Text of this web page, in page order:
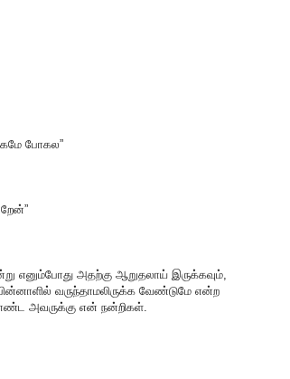
போகல”
எனும்போது அதற்கு ஆறுதலாய் இருக்கவும்,
வருந்தாமலிருக்க வேண்டுமே என்ற
அவருக்கு என் நன்றிகள்.